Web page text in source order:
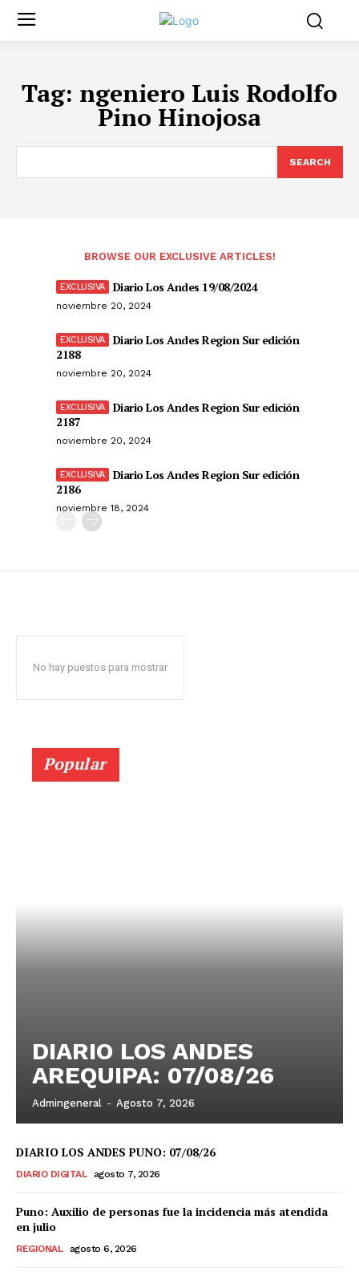
Tag: ngeniero Luis Rodolfo
Pino Hinojosa
SEARCH
BROWSE OUR EXCLUSIVE ARTICLES!
Diario Los Andes 19/08/2024
noviembre 20, 2024
Diario Los Andes Region Sur edición
2188
noviembre 20, 2024
Diario Los Andes Region Sur edición
2187
noviembre 20, 2024
Diario Los Andes Region Sur edición
2186
noviembre 18, 2024
No hay puestos para mostrar
Popular
DIARIO LOS ANDES
AREQUIPA: 07/08/26
Admingeneral - Agosto 7, 2026
DIARIO LOS ANDES PUNO: 07/08/26
DIARIO DIGITAL agosto 7, 2026
Puno: Auxilio de personas fue la incidencia más atendida
en julio
REGIONAL agosto 6, 2026